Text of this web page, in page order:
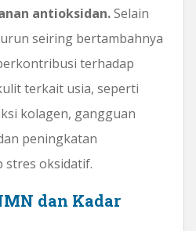
antioksidan.Selain
seiring bertambahnya
terhadap
terkait usia, seperti
kolagen, gangguan
peningkatan
stres oksidatif.
dan Kadar